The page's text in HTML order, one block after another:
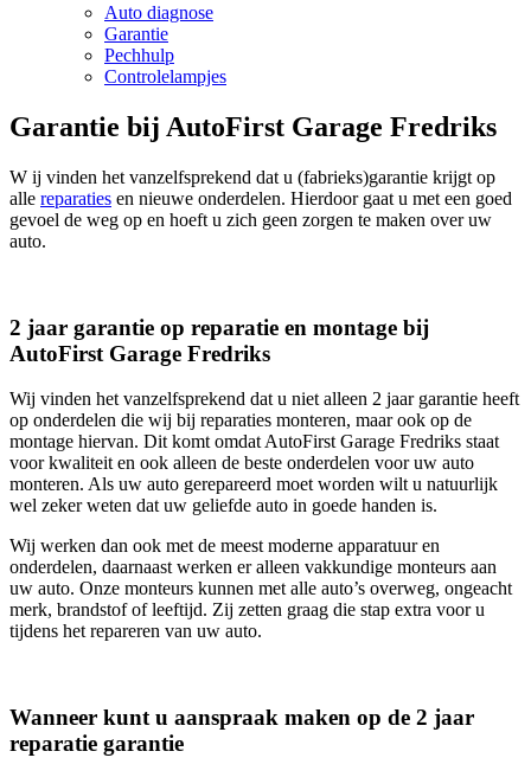
Auto diagnose
Garantie
Pechhulp
Controlelampjes
Garantie bij AutoFirst Garage Fredriks
W ij vinden het vanzelfsprekend dat u (fabrieks)garantie krijgt op
alle reparaties en nieuwe onderdelen. Hierdoor gaat u met een goed
gevoel de weg op en hoeft u zich geen zorgen te maken over uw
auto.
2 jaar garantie op reparatie en montage bij
AutoFirst Garage Fredriks
Wij vinden het vanzelfsprekend dat u niet alleen 2 jaar garantie heeft
op onderdelen die wij bij reparaties monteren, maar ook op de
montage hiervan. Dit komt omdat AutoFirst Garage Fredriks staat
voor kwaliteit en ook alleen de beste onderdelen voor uw auto
monteren. Als uw auto gerepareerd moet worden wilt u natuurlijk
wel zeker weten dat uw geliefde auto in goede handen is.
Wij werken dan ook met de meest moderne apparatuur en
onderdelen, daarnaast werken er alleen vakkundige monteurs aan
uw auto. Onze monteurs kunnen met alle auto’s overweg, ongeacht
merk, brandstof of leeftijd. Zij zetten graag die stap extra voor u
tijdens het repareren van uw auto.
Wanneer kunt u aanspraak maken op de 2 jaar
reparatie garantie